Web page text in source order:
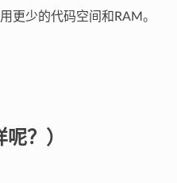
更少的代码空间和RAM。
？）